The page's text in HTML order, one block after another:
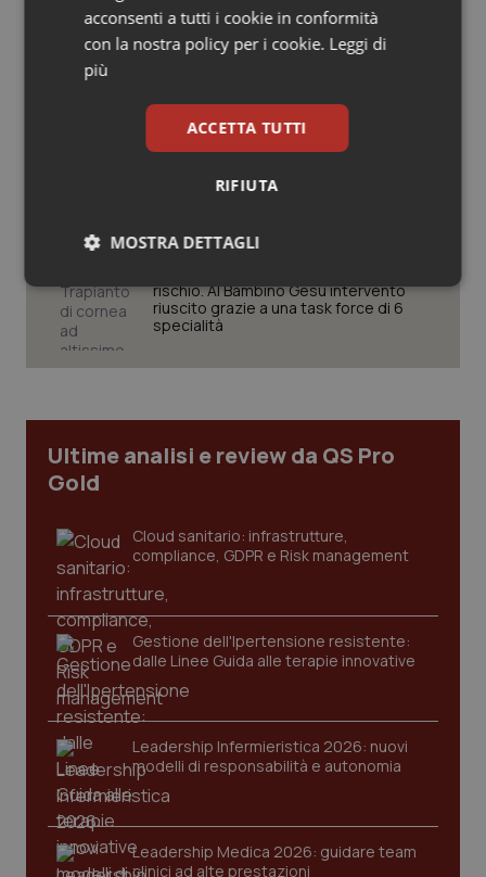
Salute orale & impianti
Sangue & coagulazione
Tumore ovarico
Tumori del Polmone & Testa Collo
Tumori gastrointestinali
Ulcera & Reflusso
Vaccini
numero più alto degli ultimi cinque
Decaro accelera su 118, liste d’attesa
rischio. Al Bambino Gesù intervento
riuscito grazie a una task force di 6
specialità
Ultime analisi e review da QS Pro
Gold
Cloud sanitario: infrastrutture,
compliance, GDPR e Risk management
Gestione dell'Ipertensione resistente:
dalle Linee Guida alle terapie innovative
Leadership Infermieristica 2026: nuovi
modelli di responsabilità e autonomia
Leadership Medica 2026: guidare team
clinici ad alte prestazioni
acconsenti a tutti i cookie in conformità
con la nostra policy per i cookie. Leggi di
più
ACCETTA TUTTI
RIFIUTA
MOSTRA DETTAGLI
Necessari Statistici Marketing
I cookie necessari contribuiscono a rendere fruibile il
protette del sito. Il sito web non è in grado di
funzionare correttamente senza questi cookie.
Nome
VISITOR_PRIVACY_METADATA
YouTube